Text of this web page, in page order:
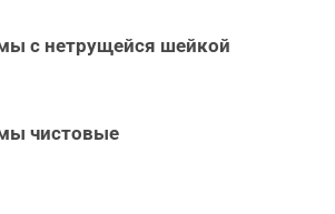
с нетрущейся шейкой
чистовые